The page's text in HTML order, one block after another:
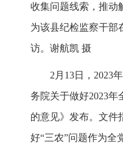
收集问题线索，推动
为该县纪检监察干部
访。谢航凯 摄
2月13日，2023
务院关于做好2023
的意见》发布。文件
好“三农”问题作为全